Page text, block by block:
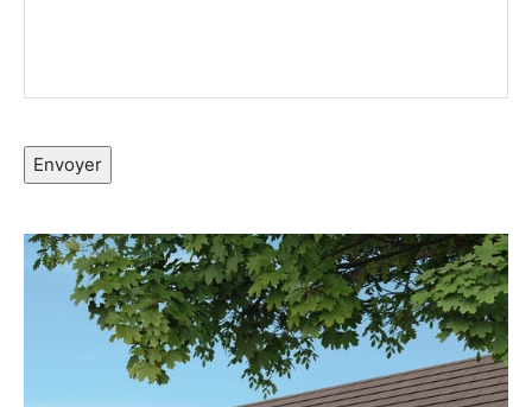
Envoyer